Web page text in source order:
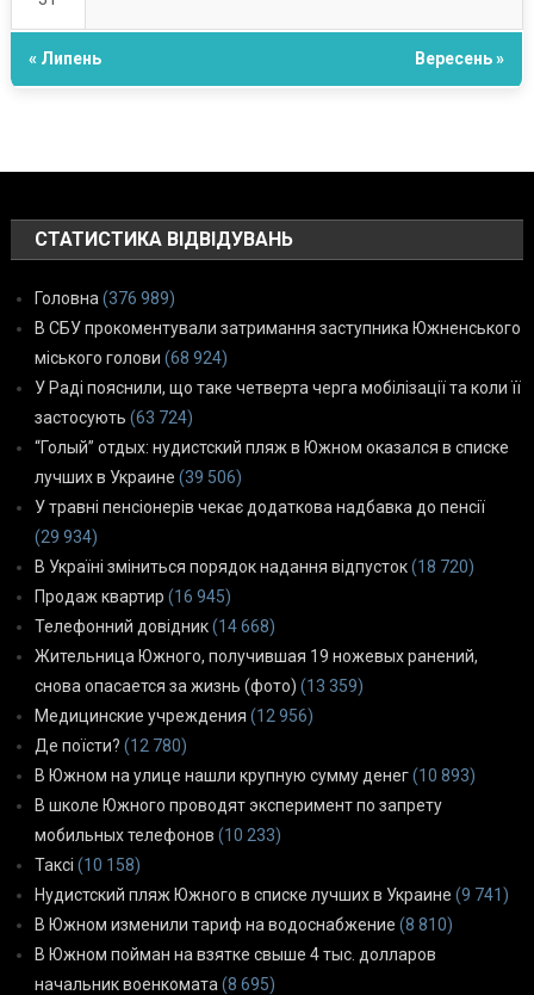
« Липень Вересень »
СТАТИСТИКА ВІДВІДУВАНЬ
Головна (376 989)
В СБУ прокоментували затримання заступника Южненського
міського голови (68 924)
У Раді пояснили, що таке четверта черга мобілізації та коли її
застосують (63 724)
“Голый” отдых: нудистский пляж в Южном оказался в списке
лучших в Украине (39 506)
У травні пенсіонерів чекає додаткова надбавка до пенсії
(29 934)
В Україні зміниться порядок надання відпусток(18 720)
Продаж квартир (16 945)
Телефонний довідник(14 668)
Жительница Южного, получившая 19 ножевых ранений,
снова опасается за жизнь (фото) (13 359)
Медицинские учреждения (12 956)
Де поїсти? (12 780)
В Южном на улице нашли крупную сумму денег(10 893)
В школе Южного проводят эксперимент по запрету
мобильных телефонов (10 233)
Таксі (10 158)
Нудистский пляж Южного в списке лучших в Украине (9 741)
В Южном изменили тариф на водоснабжение (8 810)
В Южном пойман на взятке свыше 4 тыс. долларов
начальник военкомата (8 695)